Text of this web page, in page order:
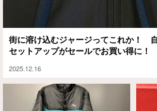
街に溶け込むジャージってこれか！
セットアップがセールでお買い得に！
2025.12.16